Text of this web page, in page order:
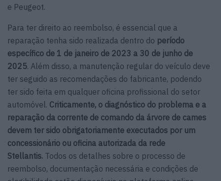
e Peugeot.
Para ter direito ao reembolso, é essencial que a
reparação tenha sido realizada dentro do período
específico de 1 de janeiro de 2023 a 30 de junho de
2025. Além disso, a manutenção regular do veículo deve
ter seguido as recomendações do fabricante, podendo
ter sido feita em qualquer oficina profissional do setor
automóvel. Criticamente, o diagnóstico do problema e a
reparação da corrente de comando da árvore de cames
devem ter sido obrigatoriamente executados por um
concessionário ou oficina autorizada da rede
Stellantis. Todos os detalhes sobre o processo de
reembolso, documentação necessária e condições de